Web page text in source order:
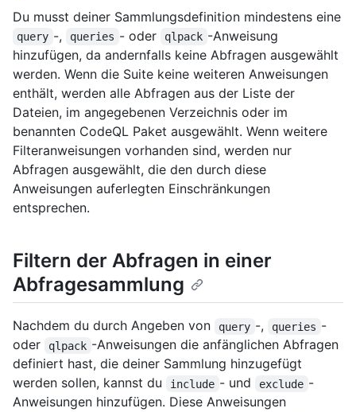
Du musst deiner Sammlungsdefinition mindestens eine
query -, queries - oder qlpack -Anweisung
hinzufügen, da andernfalls keine Abfragen ausgewählt
werden. Wenn die Suite keine weiteren Anweisungen
enthält, werden alle Abfragen aus der Liste der
Dateien, im angegebenen Verzeichnis oder im
benannten CodeQL Paket ausgewählt. Wenn weitere
Filteranweisungen vorhanden sind, werden nur
Abfragen ausgewählt, die den durch diese
Anweisungen auferlegten Einschränkungen
entsprechen.
Filtern der Abfragen in einer
Abfragesammlung
Nachdem du durch Angeben von query -, queries -
oder
qlpack -Anweisungen die anfänglichen Abfragen
definiert hast, die deiner Sammlung hinzugefügt
werden sollen, kannst du
include - und exclude -
Anweisungen hinzufügen. Diese Anweisungen